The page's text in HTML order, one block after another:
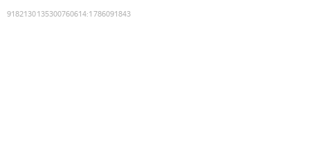
9182130135300760614:1786091843